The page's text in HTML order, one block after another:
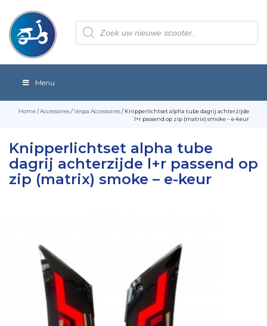
Producten
zoeken
Menu
Home/Accessoires/Vespa Accessoires/ Knipperlichtset alpha tube dagrij achterzijde
l+r passend op zip (matrix) smoke – e-keur
Knipperlichtset alpha tube
dagrij achterzijde l+r passend op
zip (matrix) smoke – e-keur